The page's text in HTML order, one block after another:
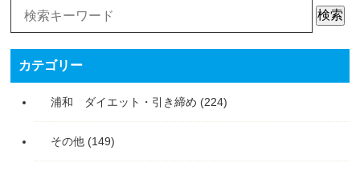
検索
カテゴリー
浦和 ダイエット・引き締め (224)
その他 (149)